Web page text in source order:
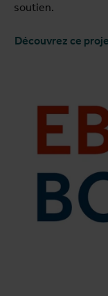
soutien.
Découvrez ce